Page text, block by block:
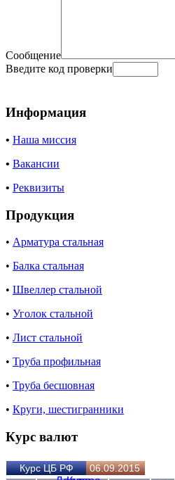
Сообщение
Введите код проверки
Информация
• Наша миссия
• Вакансии
• Реквизиты
Продукция
• Арматура стальная
• Балка стальная
• Швеллер стальной
• Уголок стальной
• Лист стальной
• Труба профильная
• Труба бесшовная
• Круги, шестигранники
Курс валют
Курс ЦБ РФ
06.09.2015